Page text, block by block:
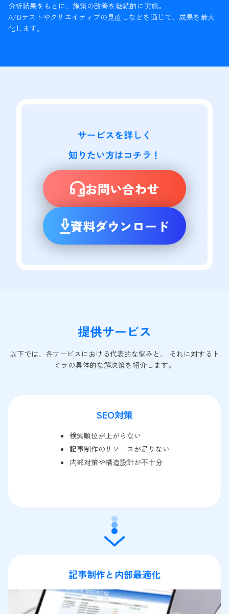
分析結果をもとに、施策の改善を継続的に実施。
A/Bテストやクリエイティブの見直しなどを通じて、成果を最大
化します。
サービスを詳しく
知りたい方はコチラ！
お問い合わせ
資料ダウンロード
提供サービス
以下では、各サービスにおける代表的な悩みと、 それに対するト
ミラの具体的な解決策を紹介します。
SEO対策
検索順位が上がらない
記事制作のリソースが足りない
内部対策や構造設計が不十分
記事制作と内部最適化